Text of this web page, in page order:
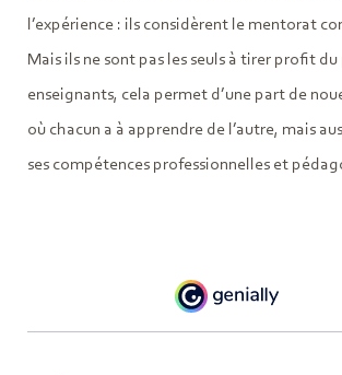
l’expérience : ils considèrent le mentorat
Mais ils ne sont pas les seuls à tirer profit
enseignants, cela permet d’une part de
où chacun a à apprendre de l’autre, mais
ses compétences professionnelles et